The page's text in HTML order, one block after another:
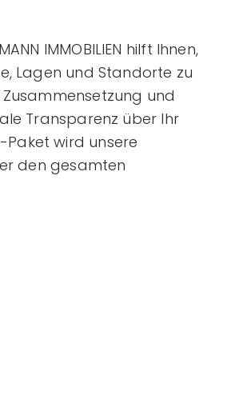
IMMOBILIEN hilft Ihnen,
Lagen und Standorte zu
und
Transparenz über Ihr
wird unsere
den gesamten